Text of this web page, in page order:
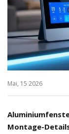
Mai, 15 2026
Montage-